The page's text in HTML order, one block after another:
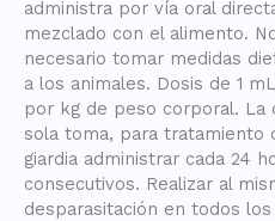
administra por vía oral
mezclado con el alimento.
necesario tomar medidas
a los animales. Dosis de 1 mL
por kg de peso corporal. La
sola toma, para tratamiento
giardia administrar cada 24
consecutivos. Realizar al
desparasitación en todos